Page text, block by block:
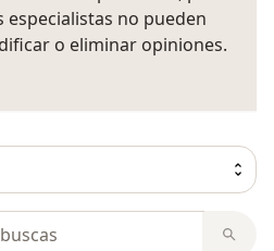
especialistas no pueden
o eliminar opiniones.